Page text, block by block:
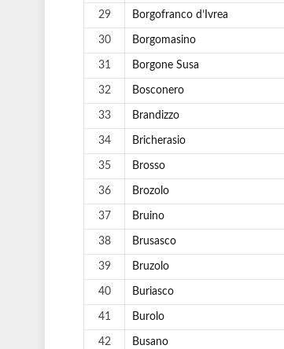
29 Borgofranco d’Ivrea
30 Borgomasino
31 Borgone Susa
32 Bosconero
33 Brandizzo
34 Bricherasio
35 Brosso
36 Brozolo
37 Bruino
38 Brusasco
39 Bruzolo
40 Buriasco
41 Burolo
42 Busano